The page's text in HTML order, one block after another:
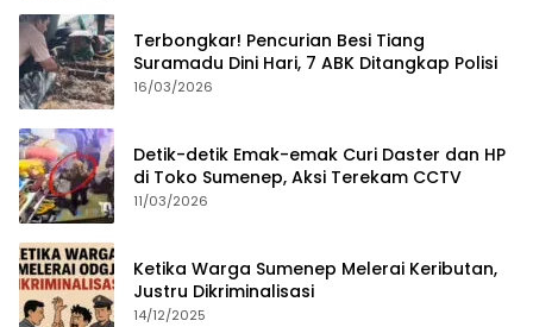
Terbongkar! Pencurian Besi Tiang
Suramadu Dini Hari, 7 ABK Ditangkap Polisi
16/03/2026
Detik-detik Emak-emak Curi Daster dan HP
di Toko Sumenep, Aksi Terekam CCTV
11/03/2026
Ketika Warga Sumenep Melerai Keributan,
Justru Dikriminalisasi
14/12/2025